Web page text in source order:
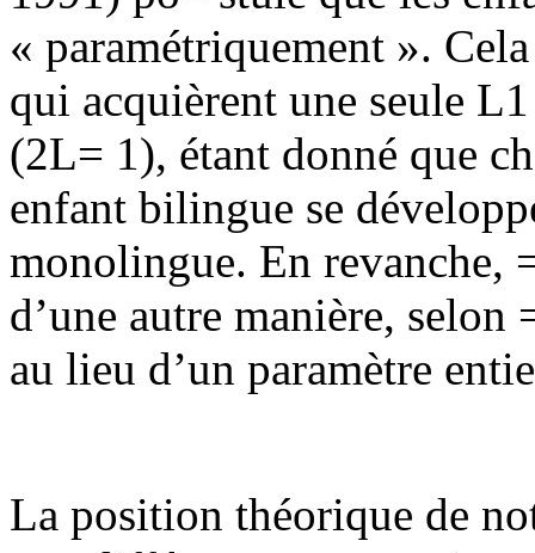
« paramétriquement ».
qui acquièrent une seule
(2L= 1), étant donné que
enfant bilingue se
monolingue. En revanche,
d’une autre manière,
au lieu d’un paramètre
La position théorique de